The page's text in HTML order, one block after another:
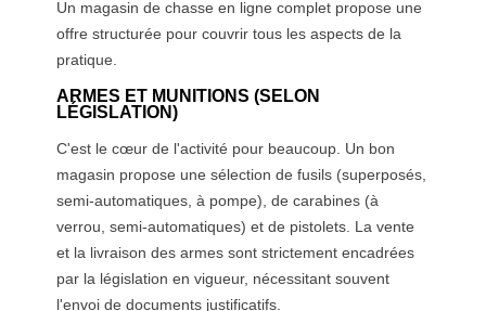
Un magasin de chasse en ligne complet propose une
offre structurée pour couvrir tous les aspects de la
pratique.
ARMES ET MUNITIONS (SELON
LÉGISLATION)
C'est le cœur de l'activité pour beaucoup. Un bon
magasin propose une sélection de fusils (superposés,
semi-automatiques, à pompe), de carabines (à
verrou, semi-automatiques) et de pistolets. La vente
et la livraison des armes sont strictement encadrées
par la législation en vigueur, nécessitant souvent
l'envoi de documents justificatifs.